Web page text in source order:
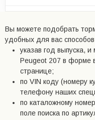
Вы можете подобрать
удобных для вас
указав год выпуска,
Peugeot 207 в форме
странице;
по VIN коду (номеру
телефону наших
по каталожному
поле поиска по